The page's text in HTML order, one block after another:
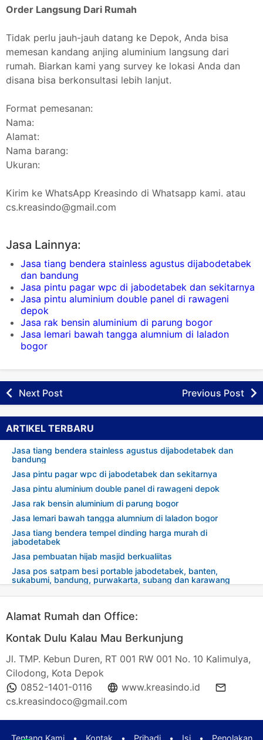
Order Langsung Dari Rumah
Tidak perlu jauh-jauh datang ke Depok, Anda bisa
memesan kandang anjing aluminium langsung dari
rumah. Biarkan kami yang survey ke lokasi Anda dan
disana bisa berkonsultasi lebih lanjut.
Format pemesanan:
Nama:
Alamat:
Nama barang:
Ukuran:
Kirim ke WhatsApp Kreasindo di Whatsapp kami. atau
cs.kreasindo@gmail.com
Jasa Lainnya:
Jasa tiang bendera stainless agustus dijabodetabek
dan bandung
Jasa pintu pagar wpc di jabodetabek dan sekitarnya
Jasa pintu aluminium double panel di rawageni
depok
Jasa rak bensin aluminium di parung bogor
Jasa lemari bawah tangga alumnium di laladon
bogor
Next Post Previous Post
ARTIKEL TERBARU
Jasa tiang bendera stainless agustus dijabodetabek dan
bandung
Jasa pintu pagar wpc di jabodetabek dan sekitarnya
Jasa pintu aluminium double panel di rawageni depok
Jasa rak bensin aluminium di parung bogor
Jasa lemari bawah tangga alumnium di laladon bogor
Jasa tiang bendera tempel dinding harga murah di
jabodetabek
Jasa pembuatan hijab masjid berkualiitas
Jasa pos satpam besi portable jabodetabek, banten,
sukabumi, bandung, purwakarta, subang dan karawang
Alamat Rumah dan Office:
Kontak Dulu Kalau Mau Berkunjung
Jl. TMP. Kebun Duren, RT 001 RW 001 No. 10 Kalimulya,
Cilodong, Kota Depok
0852-1401-0116
www.kreasindo.id
cs.kreasindoco@gmail.com
Tentang Kami • Kontak • Pribadi • Isi • Penolakan